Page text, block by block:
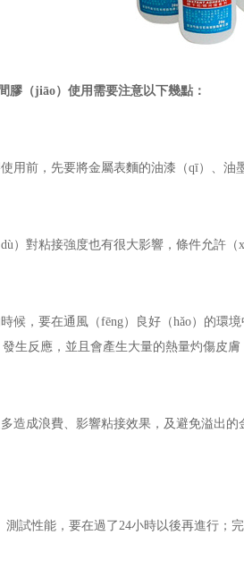
膠（jiāo）使用 需要注意以下幾點：
用前，先要將金屬表麵的油漆（qī）、
）對粘接強度也有很大影響，條件允許
候，要在通風（fēng）良好（hǎo）的環
生反應，並且會產生大量的熱量灼傷皮膚
造成浪費、影響粘接效果，及避免溢出
測試性能，要在過了24小時以後再進行；